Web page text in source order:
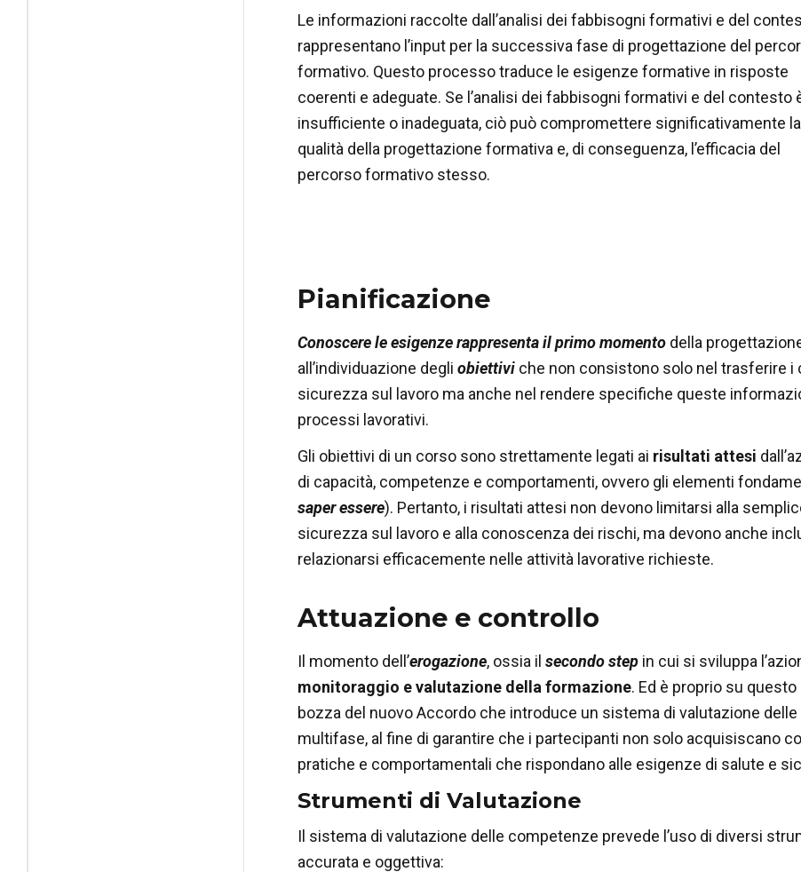
Le informazioni raccolte dall’analisi dei fabbisogni formativi e del
rappresentano l’input per la successiva fase di progettazione del
formativo. Questo processo traduce le esigenze formative in risposte
coerenti e adeguate. Se l’analisi dei fabbisogni formativi e del contesto
insufficiente o inadeguata, ciò può compromettere significativamente la
qualità della progettazione formativa e, di conseguenza, l’efficacia del
percorso formativo stesso.
Pianificazione
Conoscere le esigenze rappresenta il primo momentodella
all’individuazione degli obiettiviche non consistono solo nel trasferire i
sicurezza sul lavoro ma anche nel rendere specifiche queste
processi lavorativi.
Gli obiettivi di un corso sono strettamente legati ai risultati attesi
di capacità, competenze e comportamenti, ovvero gli elementi
saper essere). Pertanto, i risultati attesi non devono limitarsi alla
sicurezza sul lavoro e alla conoscenza dei rischi, ma devono anche
relazionarsi efficacemente nelle attività lavorative richieste.
Attuazione e controllo
Il momento dell’erogazione, ossia il secondo stepin cui si sviluppa
monitoraggio e valutazione della formazione. Ed è proprio su
bozza del nuovo Accordo che introduce un sistema di valutazione
multifase, al fine di garantire che i partecipanti non solo acquisiscano
pratiche e comportamentali che rispondano alle esigenze di salute e
Strumenti di Valutazione
Il sistema di valutazione delle competenze prevede l’uso di diversi
accurata e oggettiva: